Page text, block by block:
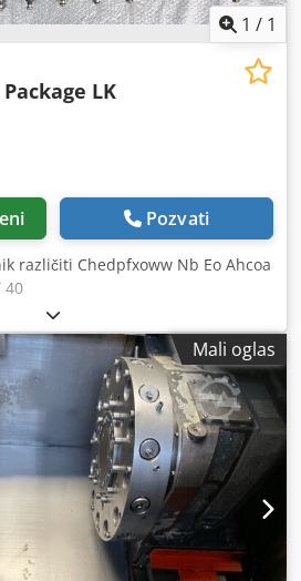
1 / 1
LK
Pozvati
različiti Chedpfxoww Nb Eo Ahcoa
40
Mali oglas